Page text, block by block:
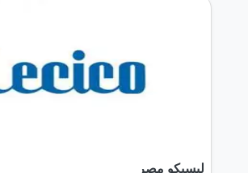
ليسيكو مصر